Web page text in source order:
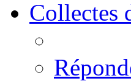
Collectes